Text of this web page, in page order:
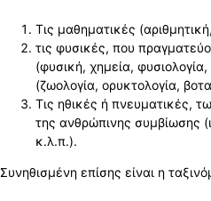
Τις μαθηματικές
τις φυσικές, που
(φυσική, χημεία,
(ζωολογία, ορυκτολογία,
Τις ηθικές ή πνευματικές,
της ανθρώπινης συμβίωσης
κ.λ.π.).
Συνηθισμένη επίσης είναι η